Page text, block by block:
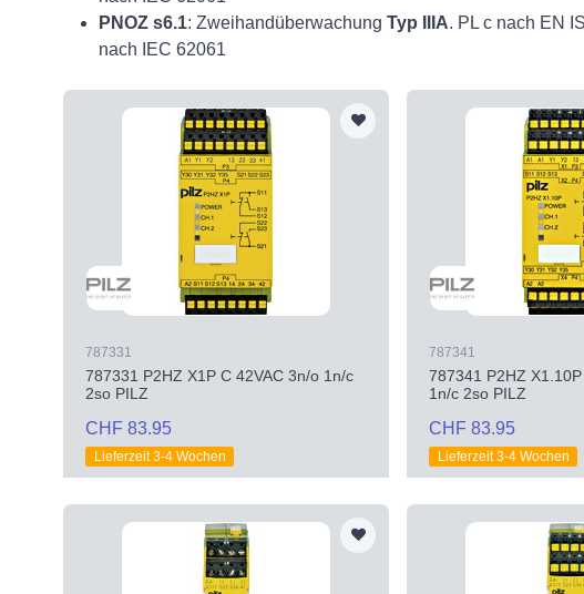
PNOZ s6.1: Zweihandüberwachung Typ IIIA. PL c nach EN
nach IEC 62061
787331
787331 P2HZ X1P C 42VAC 3n/o 1n/c
2so PILZ
CHF 83.95
Lieferzeit 3-4 Wochen
787341
787341 P2HZ
1n/c 2so PILZ
CHF 83.95
Lieferzeit 3-4 Wochen